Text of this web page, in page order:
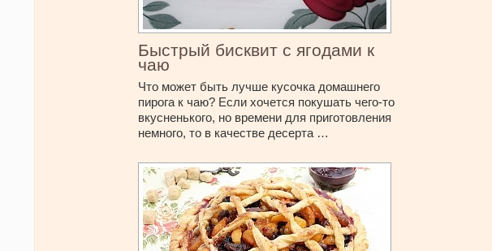
Быстрый бисквит с ягодами к
чаю
Что может быть лучше кусочка домашнего
пирога к чаю? Если хочется покушать чего-то
вкусненького, но времени для приготовления
немного, то в качестве десерта …